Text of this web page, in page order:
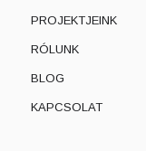
PROJEKTJEINK
RÓLUNK
BLOG
KAPCSOLAT